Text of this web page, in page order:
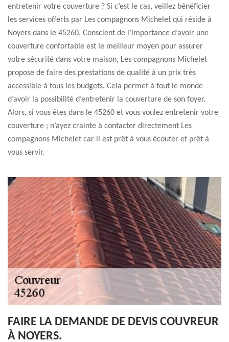
entretenir votre couverture ? Si c’est le cas, veillez bénéficier
les services offerts par Les compagnons Michelet qui réside à
Noyers dans le 45260. Conscient de l’importance d’avoir une
couverture confortable est le meilleur moyen pour assurer
votre sécurité dans votre maison, Les compagnons Michelet
propose de faire des prestations de qualité à un prix très
accessible à tous les budgets. Cela permet à tout le monde
d’avoir la possibilité d’entretenir la couverture de son foyer.
Alors, si vous êtes dans le 45260 et vous voulez entretenir votre
couverture ; n’ayez crainte à contacter directement Les
compagnons Michelet car il est prêt à vous écouter et prêt à
vous servir.
FAIRE LA DEMANDE DE DEVIS COUVREUR
À NOYERS.